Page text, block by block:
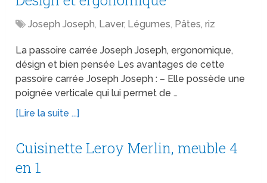
Joseph Joseph, Laver, Légumes, Pâtes, riz
La passoire carrée Joseph Joseph, ergonomique,
désign et bien pensée Les avantages de cette
passoire carrée Joseph Joseph : – Elle possède une
poignée verticale qui lui permet de …
[Lire la suite ...]
Cuisinette Leroy Merlin, meuble 4
en 1